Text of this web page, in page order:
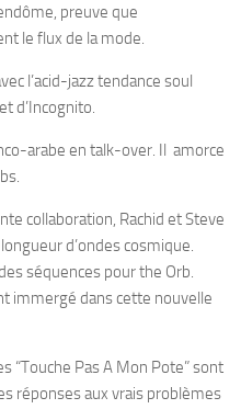
preuve que
le flux de la mode.
l’acid-jazz tendance soul
d’Incognito.
arabe en talk-over. Il amorce
collaboration, Rachid et Steve
d’ondes cosmique.
séquences pour the Orb.
immergé dans cette nouvelle
“Touche Pas A Mon Pote” sont
réponses aux vrais problèmes